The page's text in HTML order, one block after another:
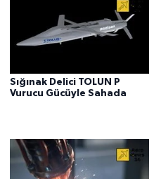
Sığınak Delici TOLUN P
Vurucu Gücüyle Sahada